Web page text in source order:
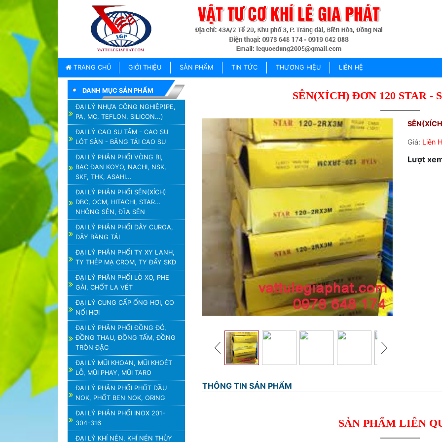
TRANG CHỦ GIỚI THIỆU SẢN PHẨM TIN TỨC THƯƠNG HIỆU LIÊN HỆ
TRANG
CHỦ
SẢN
PHẨM
THƯƠNG
TIN
TỨC
DANH MỤC SẢN PHẨM
ĐẠI LÝ NHỰA CÔNG NGHIỆP(PE,
PA, MC, TEFLON, SILICON...)
ĐẠI LÝ CAO SU TẤM - CAO SU
LÓT SÀN - BĂNG TẢI CAO SU
ĐẠI LÝ PHÂN PHỐI VÒNG BI,
BẠC ĐẠN KOYO, NACHI, NSK,
SKF, THK, ASAHI...
ĐẠI LÝ PHÂN PHỐI SÊN(XÍCH)
DBC, OCM, HITACHI, STAR...
NHÔNG SÊN, ĐĨA SÊN
ĐẠI LÝ PHÂN PHỐI DÂY CUROA,
DÂY BĂNG TẢI
ĐẠI LÝ PHÂN PHỐI TY XY LANH,
TY THÉP MẠ CROM, TY ĐẨY SKD
ĐẠI LÝ PHÂN PHỐI LÒ XO, PHE
GÀI, CHỐT LA VÉT
ĐẠI LÝ CUNG CẤP ỐNG HƠI, CO
NỐI HƠI
ĐẠI LÝ PHÂN PHỐI ĐỒNG ĐỎ,
ĐỒNG THAU, ĐỒNG TẤM, ĐỒNG
TRÒN ĐẶC
ĐẠI LÝ MŨI KHOAN, MŨI KHOÉT
LỖ, MŨI PHAY, MŨI TARO
ĐẠI LÝ PHÂN PHỐI PHỐT DẦU
NOK, PHỐT BEN NOK, ORING
ĐẠI LÝ PHÂN PHỐI INOX 201-
304-316
ĐẠI LÝ KHÍ NÉN, KHÍ NÉN THỦY
SÊN(XÍCH) ĐƠN 120 STAR -
Giá: Liên
Lượt
THÔNG TIN SẢN PHẨM
SẢN PHẨM LIÊN